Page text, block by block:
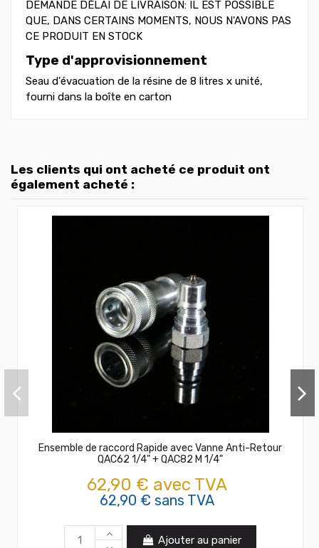
DEMANDE DÉLAI DE LIVRAISON: IL EST POSSIBLE
QUE, DANS CERTAINS MOMENTS, NOUS N'AVONS PAS
CE PRODUIT EN STOCK
Type d'approvisionnement
Seau d'évacuation de la résine de 8 litres x unité,
fourni dans la boîte en carton
Les clients qui ont acheté ce produit ont
également acheté :
Ensemble de raccord Rapide avec Vanne Anti-Retour
QAC62 1/4" + QAC82 M 1/4"
62,90 € avec TVA
62,90 € sans TVA
Ajouter au panier